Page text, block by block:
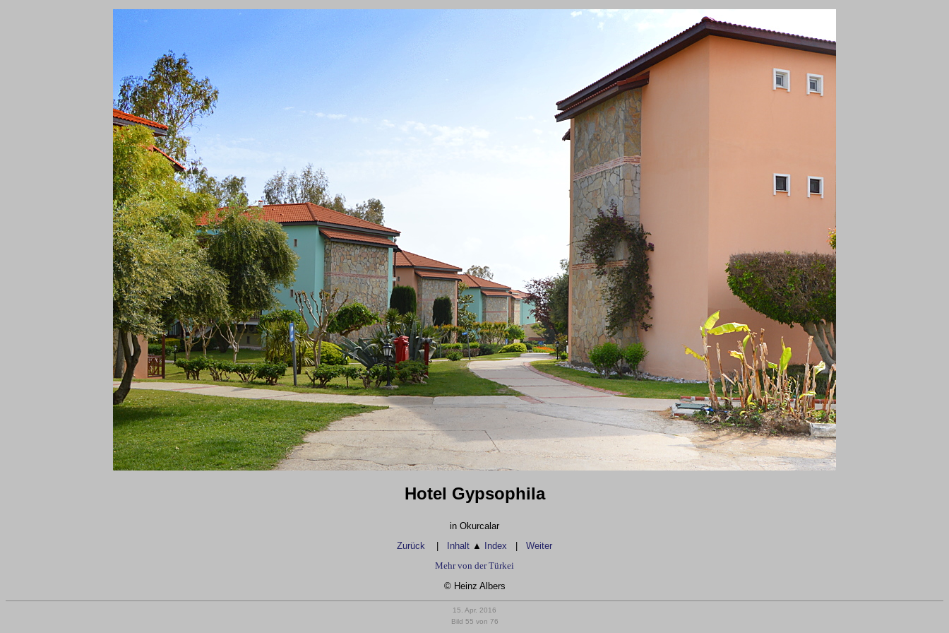
Hotel Gypsophila
in Okurcalar
Zurück
Inhalt ▲ Index
Weiter
Mehr von der Türkei
© Heinz Albers
15. Apr. 2016
Bild 55 von 76